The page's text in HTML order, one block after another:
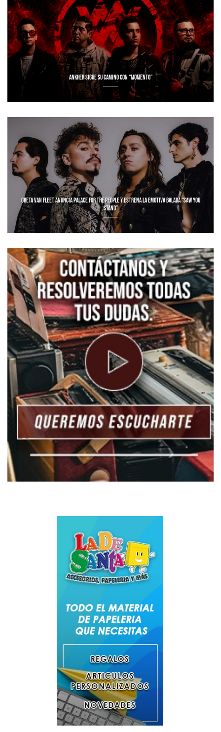
ANKHER SIGUE SU CAMINO CON “MOMENTO”
GRETA VAN FLEET ANUNCIA PALACE FOR THE PEOPLE Y ESTRENA LA EMOTIVA BALADA “SAW YOU
STAND”